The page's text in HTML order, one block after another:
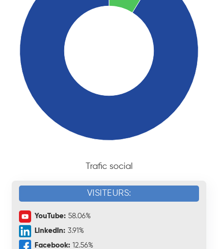
Trafic social
VISITEURS:
YouTube: 58.06%
LinkedIn: 3.91%
Facebook: 12.56%